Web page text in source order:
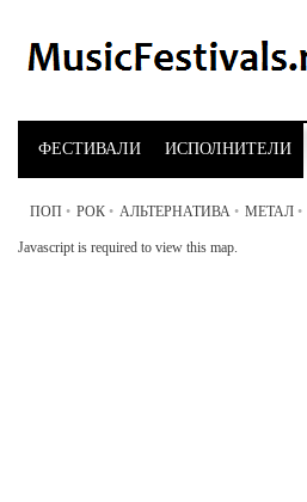
ФЕСТИВАЛИ ИСПОЛНИТЕЛИ
ПОП • РОК • АЛЬТЕРНАТИВА • МЕТАЛ •
Javascript is required to view this map.